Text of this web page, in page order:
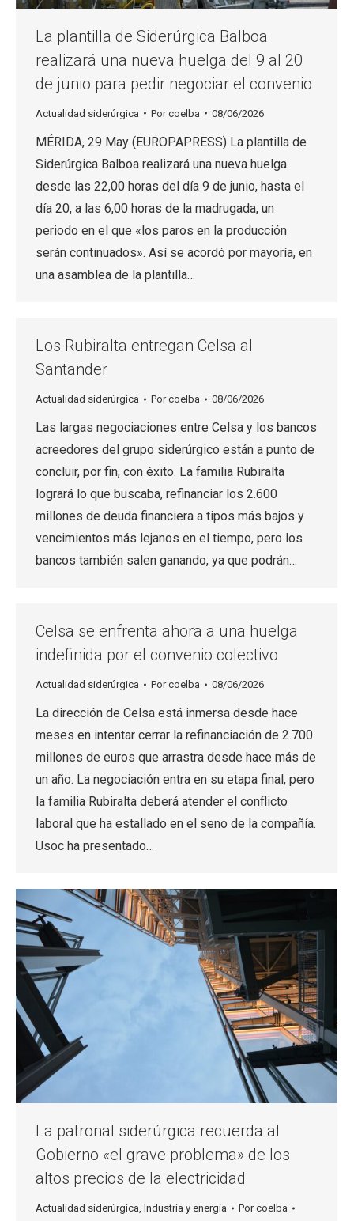
La plantilla de Siderúrgica Balboa
realizará una nueva huelga del 9 al 20
de junio para pedir negociar el convenio
Actualidad siderúrgica Porcoelba 08/06/2026
MÉRIDA, 29 May (EUROPAPRESS) La plantilla de
Siderúrgica Balboa realizará una nueva huelga
desde las 22,00 horas del día 9 de junio, hasta el
día 20, a las 6,00 horas de la madrugada, un
periodo en el que «los paros en la producción
serán continuados». Así se acordó por mayoría, en
una asamblea de la plantilla…
Los Rubiralta entregan Celsa al
Santander
Actualidad siderúrgica Porcoelba 08/06/2026
Las largas negociaciones entre Celsa y los bancos
acreedores del grupo siderúrgico están a punto de
concluir, por fin, con éxito. La familia Rubiralta
logrará lo que buscaba, refinanciar los 2.600
millones de deuda financiera a tipos más bajos y
vencimientos más lejanos en el tiempo, pero los
bancos también salen ganando, ya que podrán…
Celsa se enfrenta ahora a una huelga
indefinida por el convenio colectivo
Actualidad siderúrgica Porcoelba 08/06/2026
La dirección de Celsa está inmersa desde hace
meses en intentar cerrar la refinanciación de 2.700
millones de euros que arrastra desde hace más de
un año. La negociación entra en su etapa final, pero
la familia Rubiralta deberá atender el conflicto
laboral que ha estallado en el seno de la compañía.
Usoc ha presentado…
La patronal siderúrgica recuerda al
Gobierno «el grave problema» de los
altos precios de la electricidad
Actualidad siderúrgica, Industria y energía Porcoelba